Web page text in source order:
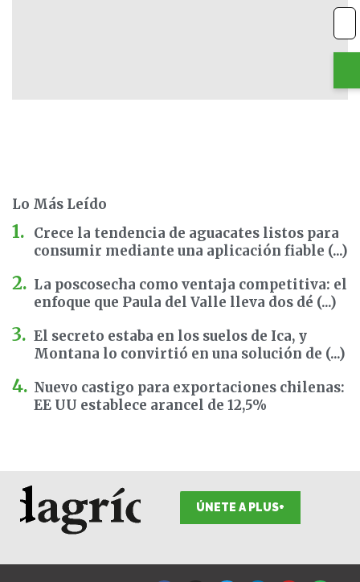
Lo Más Leído
Crece la tendencia de aguacates listos para
consumir mediante una aplicación fiable (...)
La poscosecha como ventaja competitiva: el
enfoque que Paula del Valle lleva dos dé (...)
El secreto estaba en los suelos de Ica, y
Montana lo convirtió en una solución de (...)
Nuevo castigo para exportaciones chilenas:
EE UU establece arancel de 12,5%
ÚNETE A PLUS+